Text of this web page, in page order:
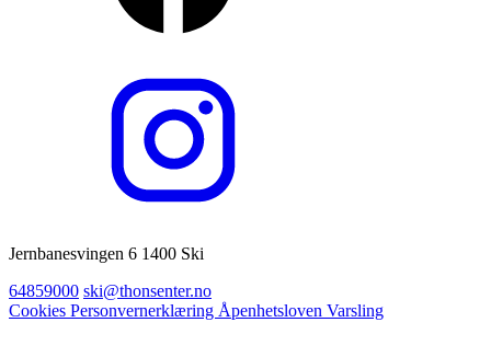
Jernbanesvingen 6 1400 Ski
64859000 ski@thonsenter.no
Cookies Personvernerklæring Åpenhetsloven Varsling